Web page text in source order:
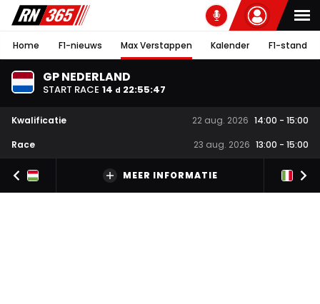
Home F1-nieuws Max Verstappen Kalender F1-stand
GP NEDERLAND
START RACE 14 d 22:55:46
Kwalificatie 22 aug. 2026 14:00 - 15:00
Race
23 aug. 2026 13:00 - 15:00
MEER INFORMATIE